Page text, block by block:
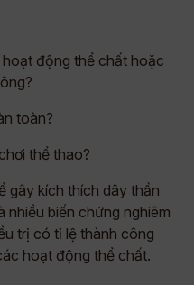
động thể chất hoặc
toàn?
thể thao?
gây kích thích dây thần
nhiều biến chứng nghiêm
trị có tỉ lệ thành công
hoạt động thể chất.